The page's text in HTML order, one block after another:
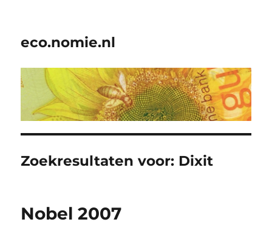
eco.nomie.nl
Zoekresultaten voor: Dixit
Nobel 2007